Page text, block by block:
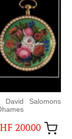
Salomons
200.00